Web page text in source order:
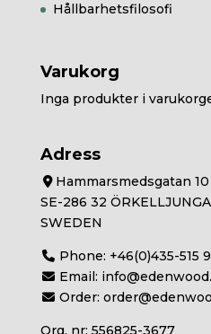
Hållbarhetsfilosofi
Varukorg
Inga produkter i
Adress
Hammarsmedsgatan 10
SE-286 32 ÖRKELLJUNGA
SWEDEN
Phone: +46(0)435-515
Email:
Order:
Org. nr: 556825-3677